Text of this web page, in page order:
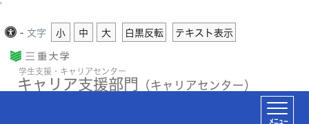
'
- 文字 小 中 大 白黒反転 テキスト表示
学生支援・キャリアセンター
キャリア支援部門 （キャリアセンター）
メニュー